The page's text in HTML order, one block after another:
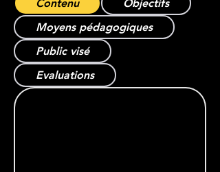
Contenu
Objectifs
Moyens pédagogiques
Public visé
Evaluations